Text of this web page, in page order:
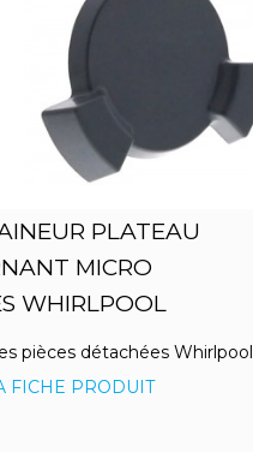
PLATEAU
MICRO
WHIRLPOOL
pièces détachées Whirlpool
FICHE PRODUIT